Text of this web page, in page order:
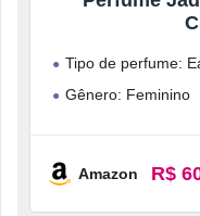
Tipo de perfume:
Gênero: Feminino
Amazon R$